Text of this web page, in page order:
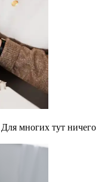
многих тут ничего